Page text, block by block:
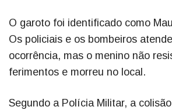
O garoto foi identificado como
Os policiais e os bombeiros
ocorrência, mas o menino não
ferimentos e morreu no local.
Segundo a Polícia Militar, a